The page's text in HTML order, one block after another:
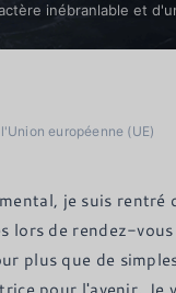
inébranlable et
européenne (UE)
je suis rentré
lors de rendez-
plus que de
pour l'avenir. Je